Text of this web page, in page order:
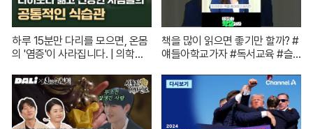
하루 15분만 다리를 모으면, 온몸
의 '염증'이 사라집니다. | 의학박
자 [백년의 아침 1화 FULL]
책을 많이 읽으면 좋기만 할까? #
얘들아학교가자 #독서교육 #슬